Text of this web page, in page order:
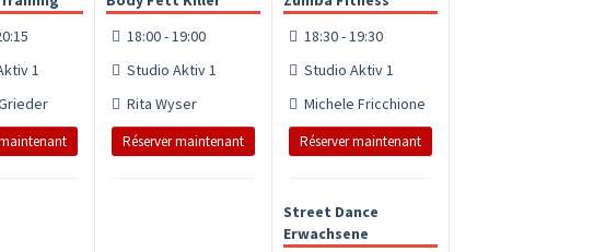
1
18:00 - 19:00
Studio Aktiv 1
Rita Wyser
Réserver maintenant
18:30 - 19:30
Studio Aktiv 1
Michele Fricchione
Réserver maintenant
Street Dance
Erwachsene